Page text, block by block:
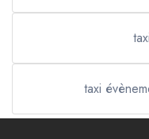
taxi